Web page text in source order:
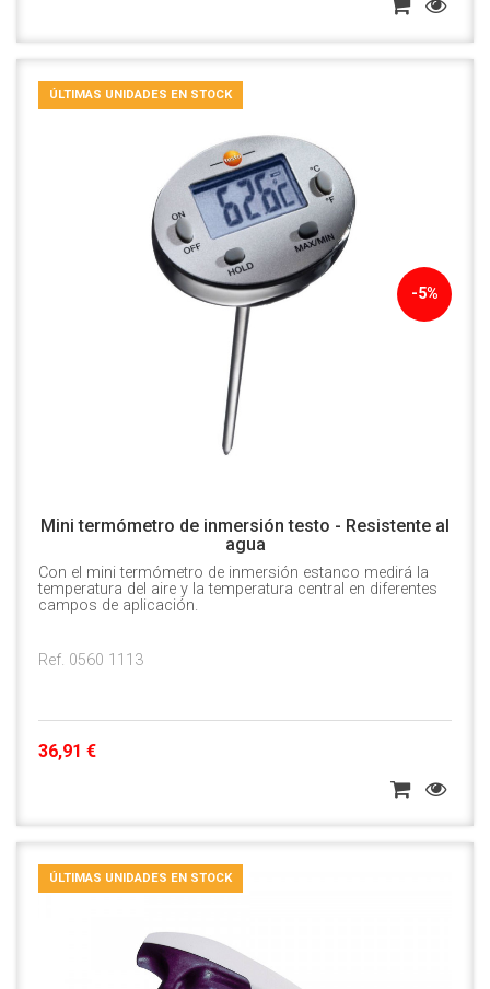
-5%
ÚLTIMAS UNIDADES EN STOCK
Mini termómetro de inmersión testo - Resistente al
agua
Con el mini termómetro de inmersión estanco medirá la
temperatura del aire y la temperatura central en diferentes
campos de aplicación.
Ref. 0560 1113
36,91 €
ÚLTIMAS UNIDADES EN STOCK